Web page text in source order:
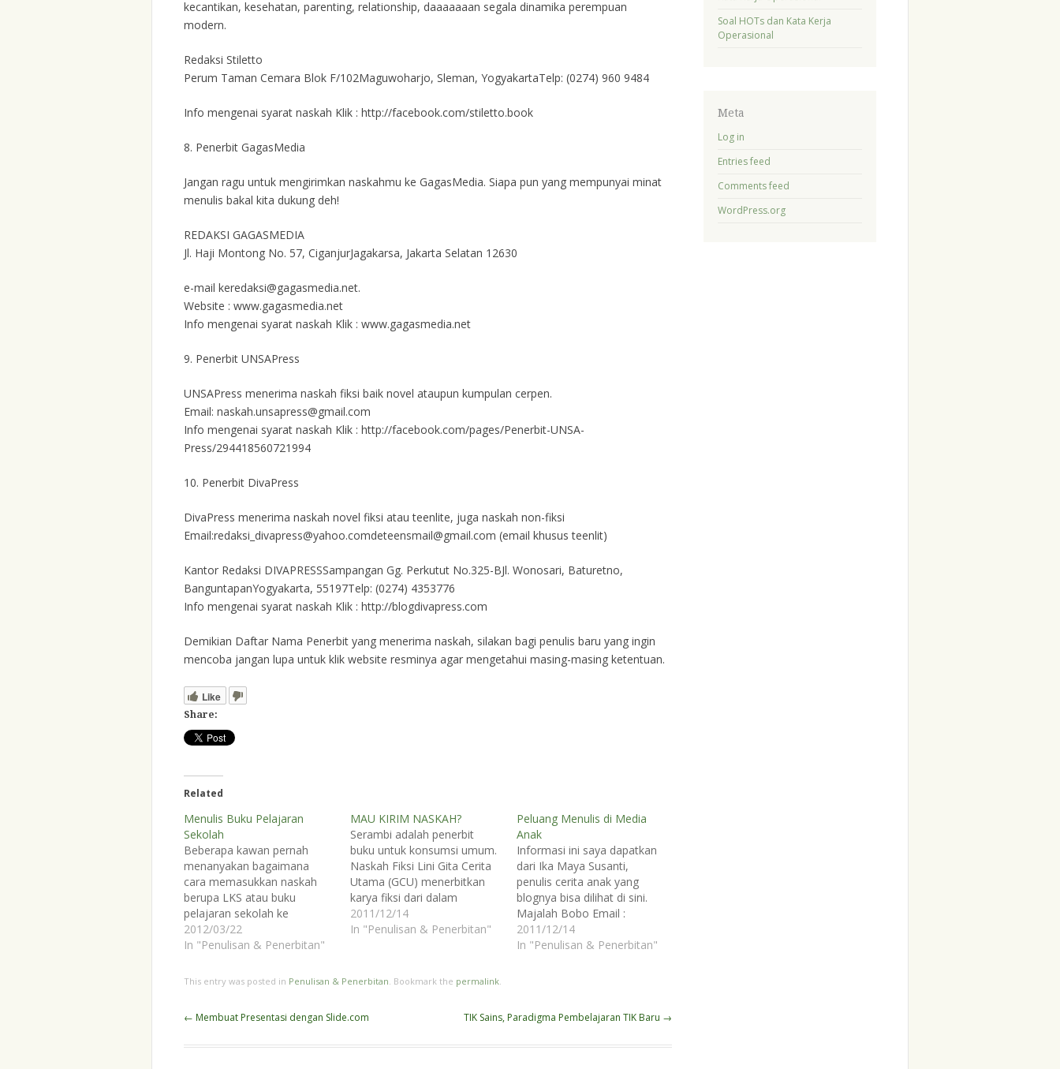
kecantikan, kesehatan, parenting, relationship, daaaaaaan segala dinamika perempuan
modern.
Redaksi Stiletto
Perum Taman Cemara Blok F/102Maguwoharjo, Sleman, YogyakartaTelp: (0274) 960 9484
Info mengenai syarat naskah Klik : http://facebook.com/stiletto.book
8. Penerbit GagasMedia
Jangan ragu untuk mengirimkan naskahmu ke GagasMedia. Siapa pun yang mempunyai minat
menulis bakal kita dukung deh!
REDAKSI GAGASMEDIA
Jl. Haji Montong No. 57, CiganjurJagakarsa, Jakarta Selatan 12630
e-mail keredaksi@gagasmedia.net.
Website : www.gagasmedia.net
Info mengenai syarat naskah Klik : www.gagasmedia.net
9. Penerbit UNSAPress
UNSAPress menerima naskah fiksi baik novel ataupun kumpulan cerpen.
Email: naskah.unsapress@gmail.com
Info mengenai syarat naskah Klik : http://facebook.com/pages/Penerbit-UNSA-
Press/294418560721994
10. Penerbit DivaPress
DivaPress menerima naskah novel fiksi atau teenlite, juga naskah non-fiksi
Email:redaksi_divapress@yahoo.comdeteensmail@gmail.com (email khusus teenlit)
Kantor Redaksi DIVAPRESSSampangan Gg. Perkutut No.325-BJl. Wonosari, Baturetno,
BanguntapanYogyakarta, 55197Telp: (0274) 4353776
Info mengenai syarat naskah Klik : http://blogdivapress.com
Demikian Daftar Nama Penerbit yang menerima naskah, silakan bagi penulis baru yang ingin
mencoba jangan lupa untuk klik website resminya agar mengetahui masing-masing ketentuan.
Like
Share:
Related
Menulis Buku Pelajaran
Sekolah
Beberapa kawan pernah
menanyakan bagaimana
cara memasukkan naskah
berupa LKS atau buku
pelajaran sekolah ke
penerbit. Saya coba berbagi
pengalaman di sini.
prosesnya sama seperti
akan membuka lowongan di
2012/03/22
In "Penulisan & Penerbitan"
MAU KIRIM NASKAH?
Serambi adalah penerbit
buku untuk konsumsi umum.
Naskah Fiksi Lini Gita Cerita
Utama (GCU) menerbitkan
karya fiksi dari dalam
maupun luar negeri. Kami
menerbitkan yang terbaik di
Kisah-kisah cinta,
Fiksi-sains/fantasi, Memoar,
2011/12/14
In "Penulisan & Penerbitan"
Peluang Menulis di Media
Anak
Informasi ini saya dapatkan
dari Ika Maya Susanti,
penulis cerita anak yang
blognya bisa dilihat di sini.
Majalah Bobo Email :
bobonet@gramedia-
majalah.com 1. Font: Arial.
maksimal 3 halaman folio
2011/12/14
In "Penulisan & Penerbitan"
This entry was posted in Penulisan & Penerbitan. Bookmark the permalink.
Post
← Membuat Presentasi dengan Slide.com TIK Sains, Paradigma Pembelajaran TIK Baru →
Soal HOTs dan Kata Kerja
Operasional
Meta
Log in
Entries feed
Comments feed
WordPress.org